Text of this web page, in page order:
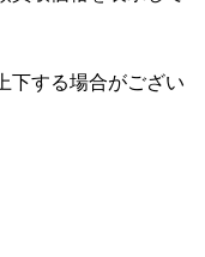
下する場合がござい